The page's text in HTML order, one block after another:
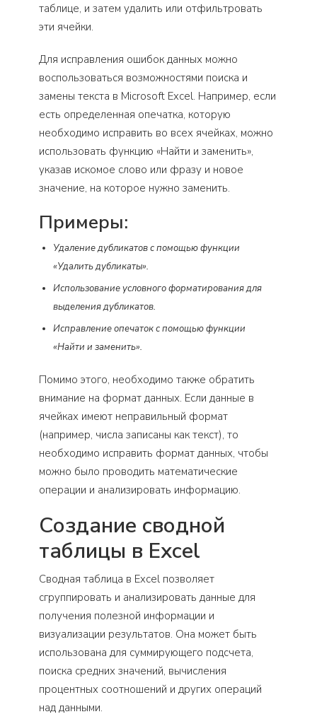
таблице, и затем удалить или отфильтровать
эти ячейки.
Для исправления ошибок данных можно
воспользоваться возможностями поиска и
замены текста в Microsoft Excel. Например, если
есть определенная опечатка, которую
необходимо исправить во всех ячейках, можно
использовать функцию «Найти и заменить»,
указав искомое слово или фразу и новое
значение, на которое нужно заменить.
Примеры:
Удаление дубликатов с помощью функции
«Удалить дубликаты».
Использование условного форматирования для
выделения дубликатов.
Исправление опечаток с помощью функции
«Найти и заменить».
Помимо этого, необходимо также обратить
внимание на формат данных. Если данные в
ячейках имеют неправильный формат
(например, числа записаны как текст), то
необходимо исправить формат данных, чтобы
можно было проводить математические
операции и анализировать информацию.
Создание сводной
таблицы в Excel
Сводная таблица в Excel позволяет
сгруппировать и анализировать данные для
получения полезной информации и
визуализации результатов. Она может быть
использована для суммирующего подсчета,
поиска средних значений, вычисления
процентных соотношений и других операций
над данными.